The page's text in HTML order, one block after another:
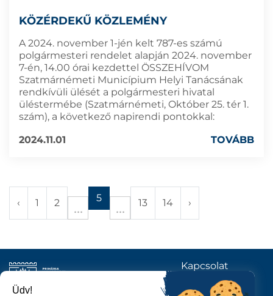
KÖZÉRDEKŰ KÖZLEMÉNY
A 2024. november 1-jén kelt 787-es számú
polgármesteri rendelet alapján 2024. november
7-én, 14.00 órai kezdettel ÖSSZEHÍVOM
Szatmárnémeti Municípium Helyi Tanácsának
rendkívüli ülését a polgármesteri hivatal
üléstermébe (Szatmárnémeti, Október 25. tér 1.
szám), a következő napirendi pontokkal:
2024.11.01
TOVÁBB
‹ 1 2 5 13 14 ›
Kapcsolat
KÖVESSENEK
Üdv!